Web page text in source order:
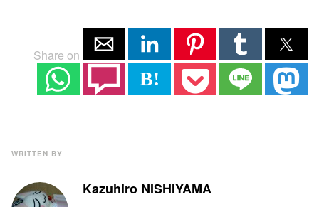
Share on
B!
WRITTEN BY
Kazuhiro NISHIYAMA